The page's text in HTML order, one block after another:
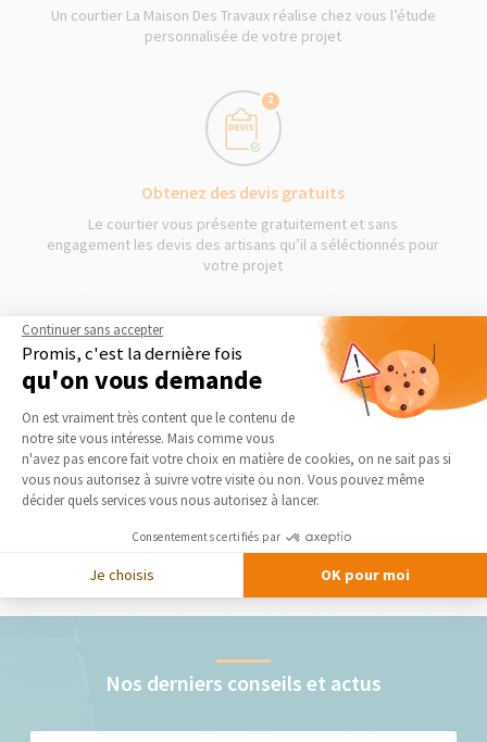
Un courtier La Maison Des Travaux réalise chez vous l’étude
personnalisée de votre projet
2
Obtenez des devis gratuits
Le courtier vous présente gratuitement et sans
engagement les devis des artisans qu’il a séléctionnés pour
votre projet
Démarrage des travaux
Séléctionnez en toute liberté vos artisans et les travaux
peuvent commencer !
DEMANDER UN DEVIS GRATUIT
Nos derniers conseils et actus
Continuer sans accepter
Promis, c'est la dernière fois
qu'on vous demande
Plateforme de Gestion du
On est vraiment très content que le contenu de
notre site vous intéresse. Mais comme vous
n'avez pas encore fait votre choix en matière de cookies, on ne sait pas si
vous nous autorisez à suivre votre visite ou non. Vous pouvez même
décider quels services vous nous autorisez à lancer.
Consentements certifiés par
Je choisis OK pour moi
Axeptio consent